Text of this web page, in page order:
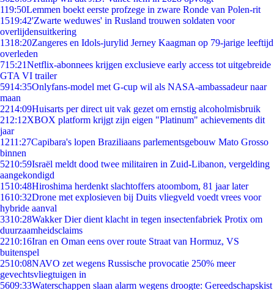
119:50Lemmen boekt eerste profzege in zware Ronde van Polen-rit
1519:42'Zwarte weduwes' in Rusland trouwen soldaten voor
overlijdensuitkering
1318:20Zangeres en Idols-jurylid Jerney Kaagman op 79-jarige leeftijd
overleden
715:21Netflix-abonnees krijgen exclusieve early access tot uitgebreide
GTA VI trailer
5914:35Onlyfans-model met G-cup wil als NASA-ambassadeur naar
maan
2214:09Huisarts per direct uit vak gezet om ernstig alcoholmisbruik
212:12XBOX platform krijgt zijn eigen "Platinum" achievements dit
jaar
1211:27Capibara's lopen Braziliaans parlementsgebouw Mato Grosso
binnen
5210:59Israël meldt dood twee militairen in Zuid-Libanon, vergelding
aangekondigd
1510:48Hiroshima herdenkt slachtoffers atoombom, 81 jaar later
1610:32Drone met explosieven bij Duits vliegveld voedt vrees voor
hybride aanval
3310:28Wakker Dier dient klacht in tegen insectenfabriek Protix om
duurzaamheidsclaims
2210:16Iran en Oman eens over route Straat van Hormuz, VS
buitenspel
2510:08NAVO zet wegens Russische provocatie 250% meer
gevechtsvliegtuigen in
5609:33Waterschappen slaan alarm wegens droogte: Gereedschapskist